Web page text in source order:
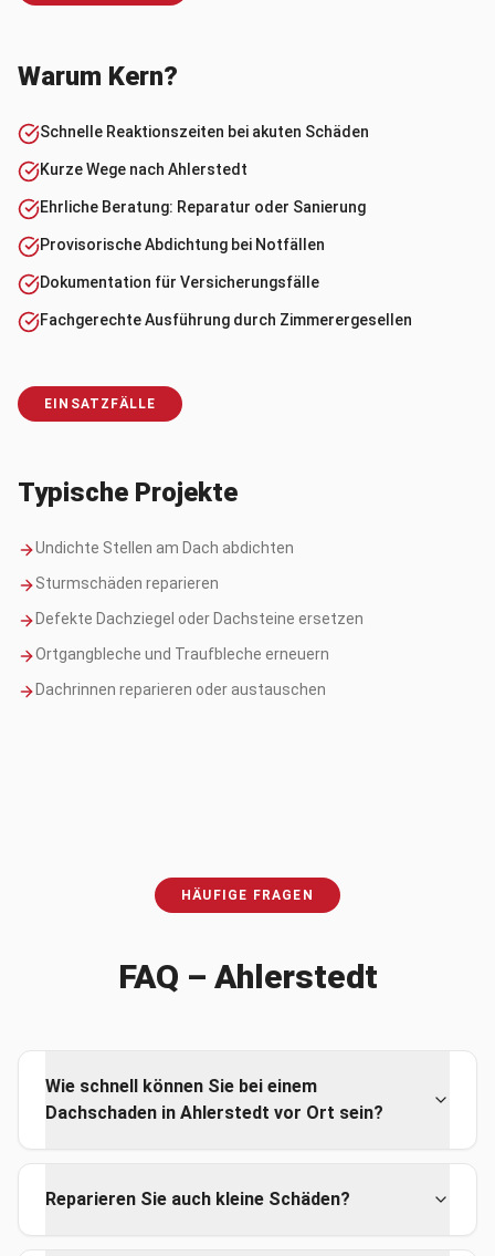
Warum Kern?
Schnelle Reaktionszeiten bei akuten Schäden
Kurze Wege nach Ahlerstedt
Ehrliche Beratung: Reparatur oder Sanierung
Provisorische Abdichtung bei Notfällen
Dokumentation für Versicherungsfälle
Fachgerechte Ausführung durch Zimmerergesellen
EINSATZFÄLLE
Typische Projekte
Undichte Stellen am Dach abdichten
Sturmschäden reparieren
Defekte Dachziegel oder Dachsteine ersetzen
Ortgangbleche und Traufbleche erneuern
Dachrinnen reparieren oder austauschen
HÄUFIGE FRAGEN
FAQ – Ahlerstedt
Wie schnell können Sie bei einem
Dachschaden in Ahlerstedt vor Ort sein?
Reparieren Sie auch kleine Schäden?